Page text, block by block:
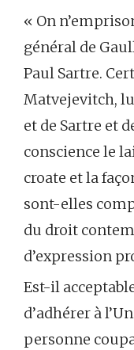
« On
général de
Paul Sartre.
Matvejevitch,
et de Sartre et
conscience le
croate et la
sont-elles
du droit
d’expression
Est-il
d’adhérer à
personne